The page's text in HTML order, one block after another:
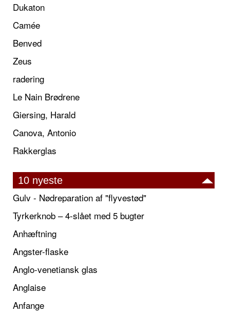
Dukaton
Camée
Benved
Zeus
radering
Le Nain Brødrene
Giersing, Harald
Canova, Antonio
Rakkerglas
10 nyeste
Gulv - Nødreparation af "flyvestød"
Tyrkerknob – 4-slået med 5 bugter
Anhæftning
Angster-flaske
Anglo-venetiansk glas
Anglaise
Anfange